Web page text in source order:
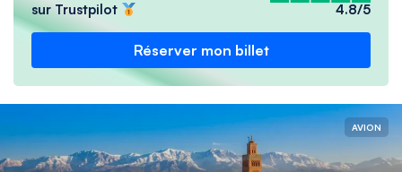
sur Trustpilot
4.8/5
Réserver mon billet
AVION